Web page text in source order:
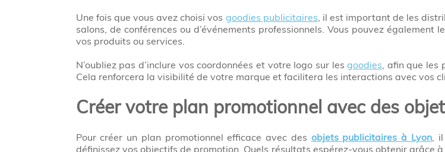
Une fois que vous avez choisi vos goodies publicitaires , il est important de les
salons, de conférences ou d’événements professionnels. Vous pouvez
vos produits ou services.
N’oubliez pas d’inclure vos coordonnées et votre logo sur lesgoodies , afin que
Cela renforcera la visibilité de votre marque et facilitera les interactions avec vos
Créer votre plan promotionnel avec des
Pour créer un plan promotionnel efficace avec des objets publicitaires à Lyon, il
définissez vos objectifs de promotion. Quels résultats espérez-vous obtenir